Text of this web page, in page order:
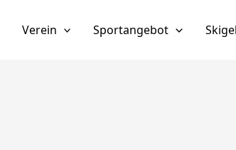
Verein Sportangebot